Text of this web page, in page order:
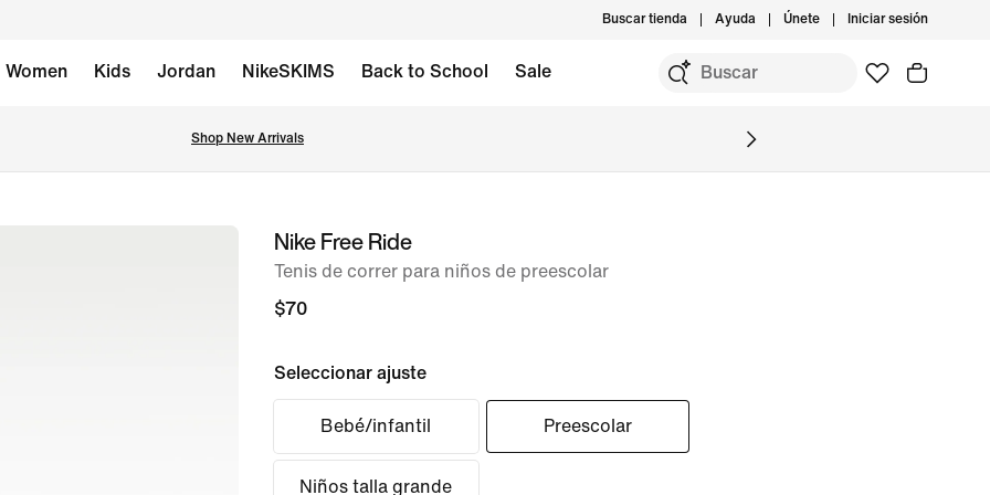
Buscar tienda Ayuda Únete Iniciar sesión
Women Kids Jordan NikeSKIMS Back to School Sale
Shop New Arrivals
imagen 1 de 8
Nike Free Ride
Tenis de correr para niños de preescolar
$70
Seleccionar ajuste
Bebé/infantil Preescolar
Niños talla grande